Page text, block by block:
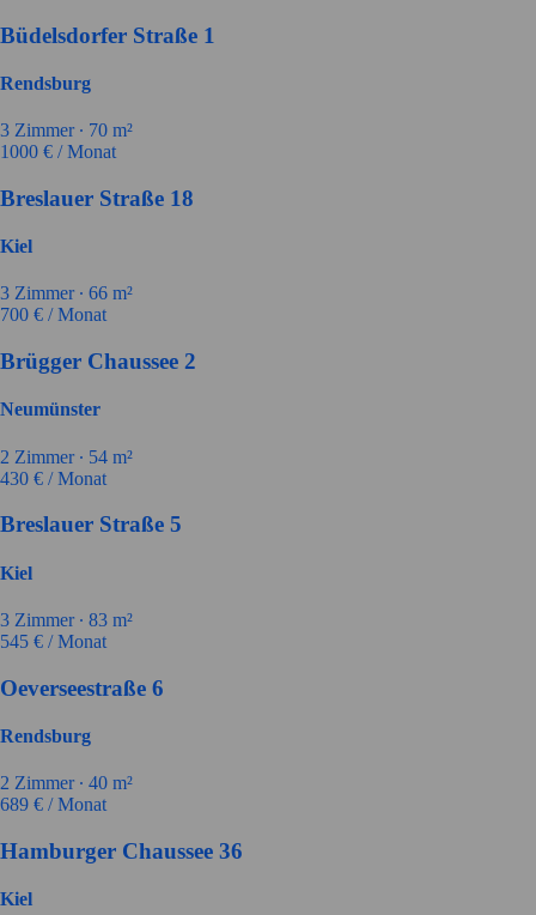
Büdelsdorfer Straße 1
Rendsburg
3 Zimmer ∙ 70 m²
1000 € / Monat
Breslauer Straße 18
Kiel
3 Zimmer ∙ 66 m²
700 € / Monat
Brügger Chaussee 2
Neumünster
2 Zimmer ∙ 54 m²
430 € / Monat
Breslauer Straße 5
Kiel
3 Zimmer ∙ 83 m²
545 € / Monat
Oeverseestraße 6
Rendsburg
2 Zimmer ∙ 40 m²
689 € / Monat
Hamburger Chaussee 36
Kiel